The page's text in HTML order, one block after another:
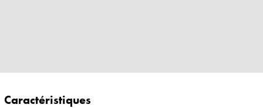
Caractéristiques